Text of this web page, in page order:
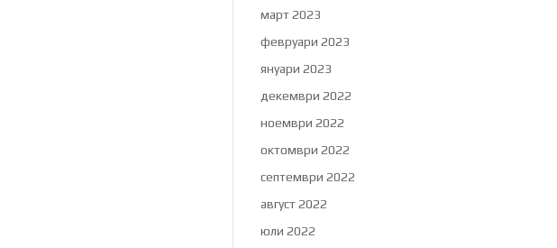
март 2023
февруари 2023
януари 2023
декември 2022
ноември 2022
октомври 2022
септември 2022
август 2022
юли 2022